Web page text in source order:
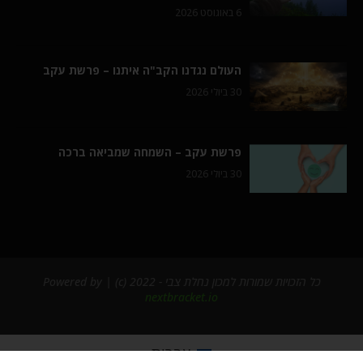
6 באוגוסט 2026
העולם נגדנו הקב"ה איתנו – פרשת עקב
30 ביולי 2026
פרשת עקב – השמחה שמביאה ברכה
30 ביולי 2026
nextbracket.io
עברית